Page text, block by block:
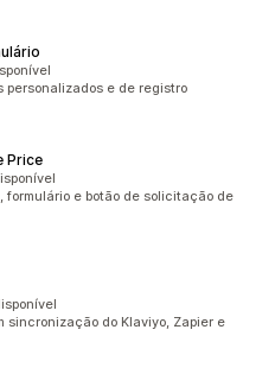
personalizados e de registro
Price
formulário e botão de solicitação de
sincronização do Klaviyo, Zapier e